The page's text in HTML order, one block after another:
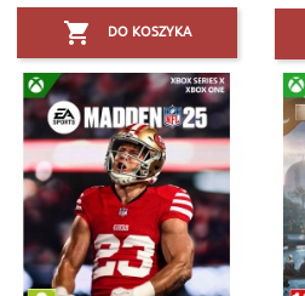
 DO KOSZYKA